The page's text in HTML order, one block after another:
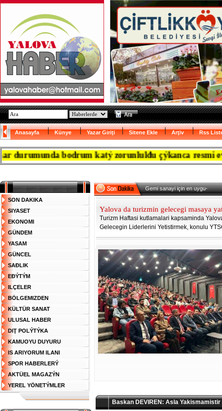
Anasayfa Künye Yazar Giriţi Sitene Ekle Arţiv Rss
bodrum katý zorunlulđu çýkanca resmi
SON DAKIKA
SIYASET
EKONOMI
GÜNDEM
YASAM
GÜNCEL
SAĐLIK
EĐÝTÝM
ILÇELER
BÖLGEMIZDEN
KÜLTÜR SANAT
ULUSAL HABER
DIŢ POLÝTÝKA
KAMUOYU DUYURU
IS ARIYORUM ILANI
SPOR HABERLERÝ
AKTÜEL MAGAZÝN
YEREL YÖNETÝMLER
Gemi sanayi için en uygun yer
Yalova da turizmin gelecegi masaya
Turizm Haftasi kutlamalari kapsaminda
Gelecegin Liderlerini Yetistirmek, konulu
Baskan DEVIREN: Asla Yakismamistir